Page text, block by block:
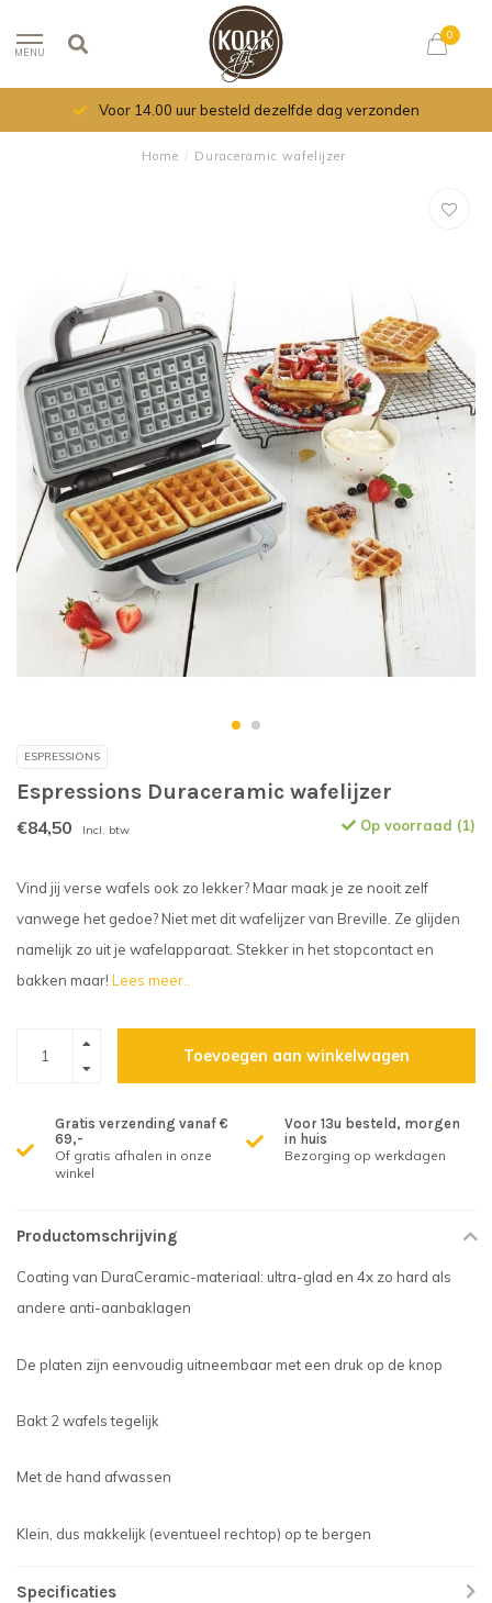
MENU
0
Voor 14.00 uur besteld dezelfde dag verzonden
Home / Duraceramic wafelijzer
ESPRESSIONS
Espressions Duraceramic wafelijzer
€84,50 Incl. btw Op voorraad (1)
Vind jij verse wafels ook zo lekker? Maar maak je ze nooit zelf
vanwege het gedoe? Niet met dit wafelijzer van Breville. Ze glijden
namelijk zo uit je wafelapparaat. Stekker in het stopcontact en
bakken maar! Lees meer..
Toevoegen aan winkelwagen
Gratis verzending vanaf €
69,-
Of gratis afhalen in onze
winkel
Voor 13u besteld, morgen
in huis
Bezorging op werkdagen
Productomschrijving
Coating van DuraCeramic-materiaal: ultra-glad en 4x zo hard als
andere anti-aanbaklagen
De platen zijn eenvoudig uitneembaar met een druk op de knop
Bakt 2 wafels tegelijk
Met de hand afwassen
Klein, dus makkelijk (eventueel rechtop) op te bergen
Specificaties